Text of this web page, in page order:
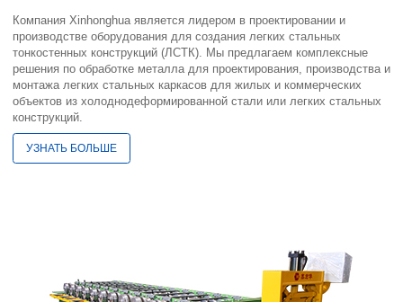
Компания Xinhonghua является лидером в проектировании и
производстве оборудования для создания легких стальных
тонкостенных конструкций (ЛСТК). Мы предлагаем комплексные
решения по обработке металла для проектирования, производства и
монтажа легких стальных каркасов для жилых и коммерческих
объектов из холоднодеформированной стали или легких стальных
конструкций.
УЗНАТЬ БОЛЬШЕ